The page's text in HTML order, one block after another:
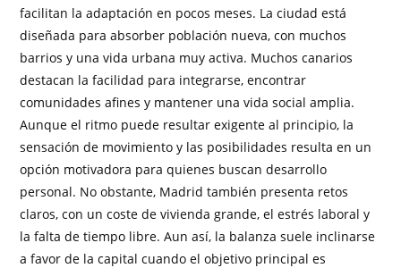
facilitan la adaptación en pocos meses. La ciudad está
diseñada para absorber población nueva, con muchos
barrios y una vida urbana muy activa. Muchos canarios
destacan la facilidad para integrarse, encontrar
comunidades afines y mantener una vida social amplia.
Aunque el ritmo puede resultar exigente al principio, la
sensación de movimiento y las posibilidades resulta en un
opción motivadora para quienes buscan desarrollo
personal. No obstante, Madrid también presenta retos
claros, con un coste de vivienda grande, el estrés laboral y
la falta de tiempo libre. Aun así, la balanza suele inclinarse
a favor de la capital cuando el objetivo principal es